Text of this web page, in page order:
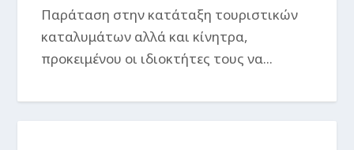
Παράταση στην κατάταξη τουριστικών
καταλυμάτων αλλά και κίνητρα,
προκειμένου οι ιδιοκτήτες τους να...